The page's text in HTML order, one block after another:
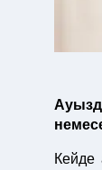
Кейде